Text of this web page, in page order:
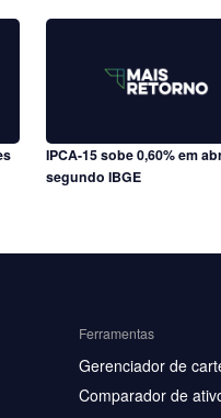
IPCA-15 sobe 0,60% em
segundo IBGE
Ferramentas
Gerenciador de
Comparador de